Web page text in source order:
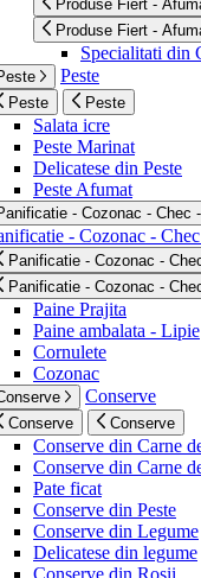
Produse Fiert -
Produse Fiert -
Specialitati din
Peste
Peste Peste
Salata icre
Peste Marinat
Delicatese din Peste
Peste Afumat
- Cozonac - Chec
- Cozonac -
Panificatie - Cozonac -
Panificatie - Cozonac -
Paine Prajita
Paine ambalata - Lipie
Cornulete
Cozonac
Conserve
Conserve Conserve
Conserve din Carne
Conserve din Carne
Pate ficat
Conserve din Peste
Conserve din Legume
Delicatese din legume